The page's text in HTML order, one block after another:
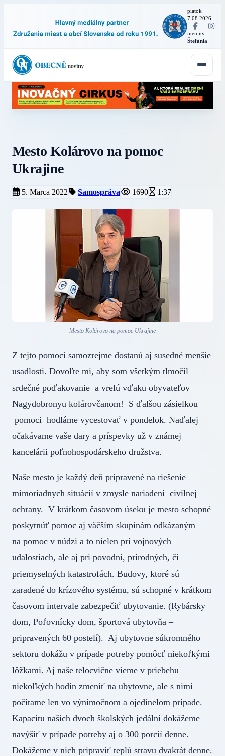
piatok
7.08.2026
·
meniny:
Štefánia
Mesto Kolárovo na pomoc
Ukrajine
5. Marca 2022 Samospráva 1690 1:37
Mesto Kolárovo na pomoc Ukrajine
Z tejto pomoci samozrejme dostanú aj susedné menšie
usadlosti. Dovoľte mi, aby som všetkým tlmočil
srdečné poďakovanie a vrelú vďaku obyvateľov
Nagydobronyu kolárovčanom! S ďalšou zásielkou
pomoci hodláme vycestovať v pondelok. Naďalej
očakávame vaše dary a príspevky už v známej
kancelárii poľnohospodárskeho družstva.
Naše mesto je každý deň pripravené na riešenie
mimoriadnych situácií v zmysle nariadení civilnej
ochrany. V krátkom časovom úseku je mesto schopné
poskytnúť pomoc aj väčším skupinám odkázaným
na pomoc v núdzi a to nielen pri vojnových
udalostiach, ale aj pri povodni, prírodných, či
priemyselných katastrofách. Budovy, ktoré sú
zaradené do krízového systému, sú schopné v krátkom
časovom intervale zabezpečiť ubytovanie. (Rybársky
dom, Poľovnícky dom, športová ubytovňa –
pripravených 60 postelí). Aj ubytovne súkromného
sektoru dokážu v prípade potreby pomôcť niekoľkými
lôžkami. Aj naše telocvične vieme v priebehu
niekoľkých hodín zmeniť na ubytovne, ale s nimi
počítame len vo výnimočnom a ojedinelom prípade.
Kapacitu našich dvoch školských jedální dokážeme
navýšiť v prípade potreby aj o 300 porcií denne.
Dokážeme v nich pripraviť teplú stravu dvakrát denne.